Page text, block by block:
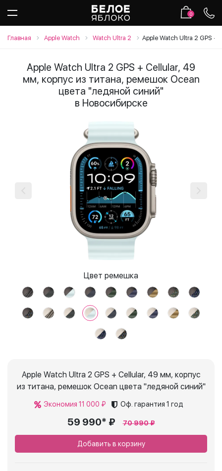
0
Главная Apple Watch Watch Ultra 2 Apple Watch Ultra 2 GPS
Apple Watch Ultra 2 GPS + Cellular, 49
мм, корпус из титана, ремешок Ocean
цвета "ледяной синий"
в Новосибирске
Цвет ремешка
Apple Watch Ultra 2 GPS + Cellular, 49 мм, корпус
из титана, ремешок Ocean цвета "ледяной синий"
Экономия 11 000 ₽ Оф. гарантия 1 год
59 990* ₽ 70 990 ₽
Добавить в корзину